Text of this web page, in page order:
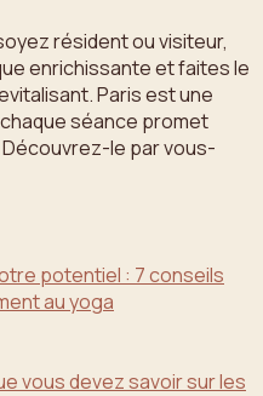
résident ou visiteur,
enrichissante et faites le
Paris est une
séance promet
le par vous-
potentiel : 7 conseils
au yoga
vous devez savoir sur les